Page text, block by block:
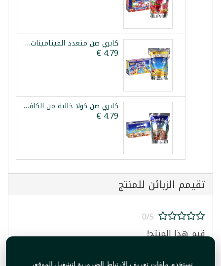
نستخدم ملفات تعريف الارتباط الضرورية لتشغيل الموقع،
كابري صن متعدد الفيتامينات 10×200مل
كابري صن كولا خالية من الكافيين 10×200مل
تقيمم الزبائن للمنتج
0/5
قيم هذا المنتج!